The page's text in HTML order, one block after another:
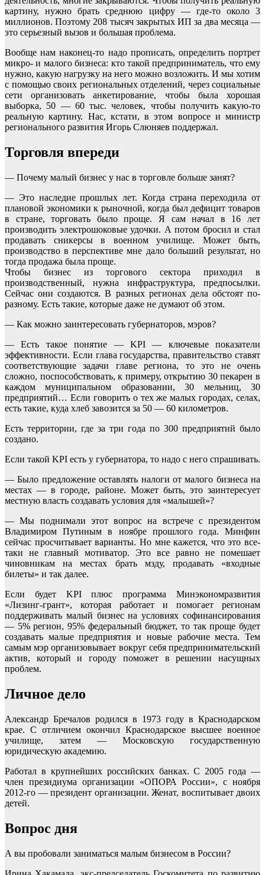
картину, нужно брать среднюю цифру — где-то около 3
миллионов. Поэтому 208 тысяч закрытых ИП за два месяца —
это серьезный вызов и большая проблема.
Вообще нам наконец-то надо прописать, определить портрет
микро- и малого бизнеса: кто такой предприниматель, что ему
нужно, какую нагрузку на него можно возложить. И мы хотим
с помощью своих региональных отделений, через социальные
сети организовать анкетирование, чтобы была хорошая
выборка, 50 — 60 тыс. человек, чтобы получить какую-то
реальную картину. Нас, кстати, в этом вопросе и министр
регионального развития Игорь Слюняев поддержал.
Торговля впереди
— Почему малый бизнес у нас в торговле больше занят?
— Это наследие прошлых лет. Когда страна переходила от
плановой экономики к рыночной, когда был дефицит товаров
в стране, торговать было проще. Я сам начал в 16 лет
производить электрошоковые удочки. А потом бросил и стал
продавать сникерсы в военном училище. Может быть,
производство в перспективе мне дало больший результат, но
тогда продажа была проще.
Чтобы бизнес из торгового сектора приходил в
производственный, нужна инфраструктура, предпосылки.
Сейчас они создаются. В разных регионах дела обстоят по-
разному. Есть такие, которые даже не думают об этом.
— Как можно заинтересовать губернаторов, мэров?
— Есть такое понятие — KPI — ключевые показатели
эффективности. Если глава государства, правительство ставят
соответствующие задачи главе региона, то это не очень
сложно, поспособствовать, к примеру, открытию 30 пекарен в
каждом муниципальном образовании, 30 мельниц, 30
предприятий… Если говорить о тех же малых городах, селах,
есть такие, куда хлеб завозится за 50 — 60 километров.
Есть территории, где за три года по 300 предприятий было
создано.
Если такой KPI есть у губернатора, то надо с него спрашивать.
— Было предложение оставлять налоги от малого бизнеса на
местах — в городе, районе. Может быть, это заинтересует
местную власть создавать условия для «малышей»?
— Мы поднимали этот вопрос на встрече с президентом
Владимиром Путиным в ноябре прошлого года. Минфин
сейчас просчитывает варианты. Но мне кажется, что это все-
таки не главный мотиватор. Это все равно не помешает
чиновникам на местах брать мзду, продавать «входные
билеты» и так далее.
Если будет KPI плюс программа Минэкономразвития
«Лизинг-грант», которая работает и помогает регионам
поддерживать малый бизнес на условиях софинансирования
— 5% регион, 95% федеральный бюджет, то так проще будет
создавать малые предприятия и новые рабочие места. Тем
самым мэр организовывает вокруг себя предпринимательский
актив, который и городу поможет в решении насущных
проблем.
Личное дело
Александр Бречалов родился в 1973 году в Краснодарском
крае. С отличием окончил Краснодарское высшее военное
училище, затем — Московскую государственную
юридическую академию.
Работал в крупнейших российских банках. С 2005 года —
член президиума организации «ОПОРА России», с ноября
2012-го — президент организации. Женат, воспитывает двоих
детей.
Вопрос дня
А вы пробовали заниматься малым бизнесом в России?